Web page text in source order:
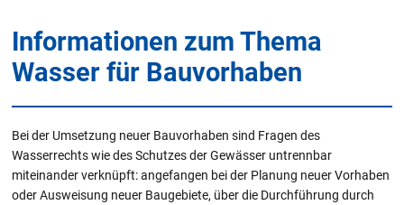
Informationen zum Thema
Wasser für Bauvorhaben
Bei der Umsetzung neuer Bauvorhaben sind Fragen des
Wasserrechts wie des Schutzes der Gewässer untrennbar
miteinander verknüpft: angefangen bei der Planung neuer Vorhaben
oder Ausweisung neuer Baugebiete, über die Durchführung durch